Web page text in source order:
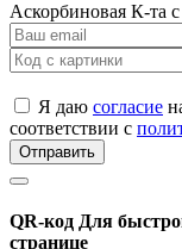
Аскорбиновая К-та
Я даю согласие
соответствии с
Отправить
QR-код Для
странице